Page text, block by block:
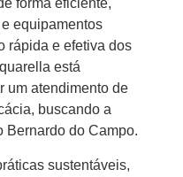
forma eficiente,
equipamentos
rápida e efetiva dos
está
um atendimento de
buscando a
Bernardo do Campo.
sustentáveis,